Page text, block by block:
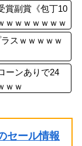
賞副賞《包丁10
ｗｗｗｗｗｗｗ
スｗｗｗｗｗ
ーンありで24
ｗｗ
セール情報